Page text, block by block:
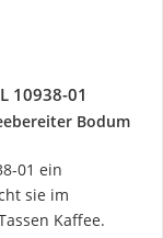
10938-01
Bodum
01 ein
sie im
Kaffee.